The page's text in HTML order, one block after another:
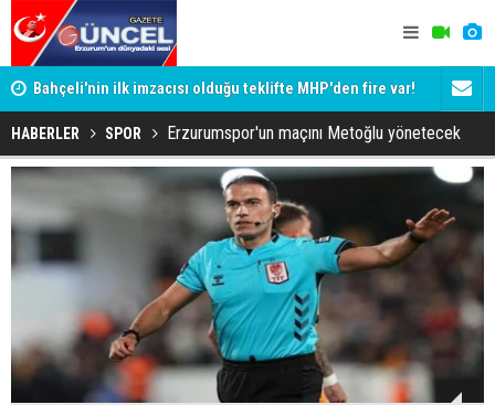
Bahçeli'nin ilk imzacısı olduğu teklifte MHP'den fire var!
İşte imzalamayan o isim
Siyaset-
Altınok ve
HABERLER SPOR Erzurumspor'un maçını Metoğlu yönetecek